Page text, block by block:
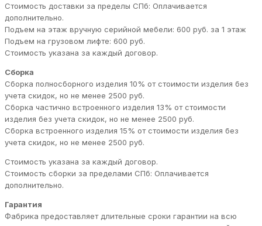
Стоимость доставки за пределы СПб: Оплачивается
дополнительно.
Подъем на этаж вручную серийной мебели: 600 руб. за 1 этаж
Подъем на грузовом лифте: 600 руб.
Стоимость указана за каждый договор.
Сборка
Сборка полносборного изделия 10% от стоимости изделия без
учета скидок, но не менее 2500 руб.
Сборка частично встроенного изделия 13% от стоимости
изделия без учета скидок, но не менее 2500 руб.
Сборка встроенного изделия 15% от стоимости изделия без
учета скидок, но не менее 2500 руб.
Стоимость указана за каждый договор.
Стоимость сборки за пределами СПб: Оплачивается
дополнительно.
Гарантия
Фабрика предоставляет длительные сроки гарантии на всю